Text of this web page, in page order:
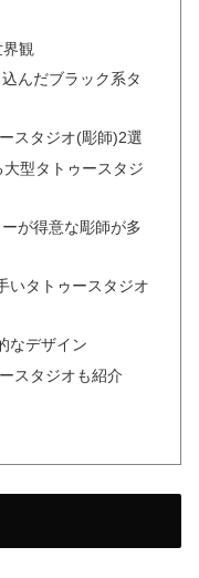
観
んだブラック系タ
スタジオ(彫師)2選
型タトゥースタジ
が得意な彫師が多
いタトゥースタジオ
なデザイン
スタジオも紹介